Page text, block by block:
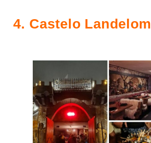
4. Castelo Landelom